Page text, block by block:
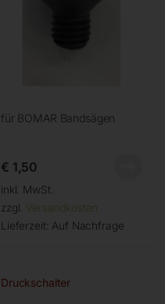
für BOMAR Bandsägen
€ 1,50
inkl. MwSt.
zzgl. Versandkosten
Lieferzeit: Auf Nachfrage
Druckschalter